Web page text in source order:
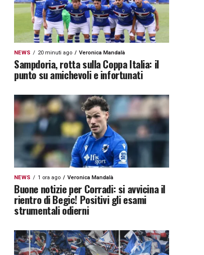
NEWS 20 minuti ago Veronica Mandalà
Sampdoria, rotta sulla Coppa Italia: il
punto su amichevoli e infortunati
NEWS 1 ora ago Veronica Mandalà
Buone notizie per Corradi: si avvicina il
rientro di Begic! Positivi gli esami
strumentali odierni